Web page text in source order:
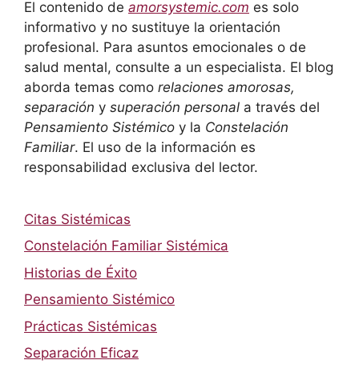
El contenido de amorsystemic.com es solo
informativo y no sustituye la orientación
profesional. Para asuntos emocionales o de
salud mental, consulte a un especialista. El blog
aborda temas como relaciones amorosas,
separación y superación personal a través del
Pensamiento Sistémico y la Constelación
Familiar. El uso de la información es
responsabilidad exclusiva del lector.
Citas Sistémicas
Constelación Familiar Sistémica
Historias de Éxito
Pensamiento Sistémico
Prácticas Sistémicas
Separación Eficaz